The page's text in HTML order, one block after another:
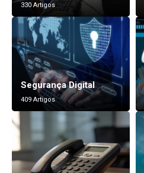
330 Artigos
Segurança Digital
409 Artigos